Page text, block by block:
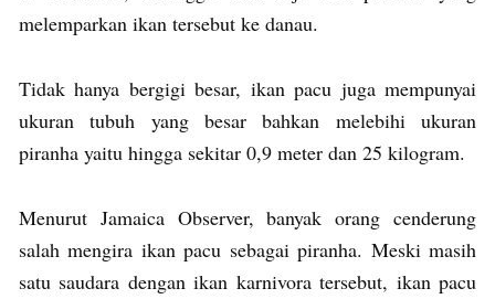
melemparkan ikan tersebut ke danau.
Tidak hanya bergigi besar, ikan pacu juga mempunyai
ukuran tubuh yang besar bahkan melebihi ukuran
piranha yaitu hingga sekitar 0,9 meter dan 25 kilogram.
Menurut Jamaica Observer, banyak orang cenderung
salah mengira ikan pacu sebagai piranha. Meski masih
satu saudara dengan ikan karnivora tersebut, ikan pacu